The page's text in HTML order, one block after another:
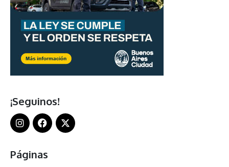
¡Seguinos!
Páginas